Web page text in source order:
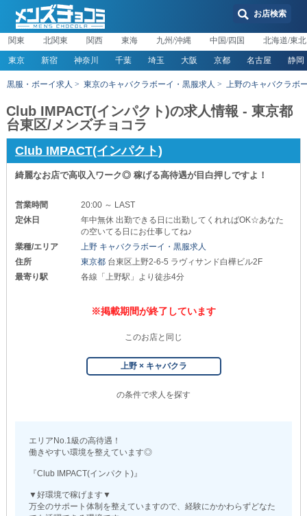
お店検索
関東 北関東 関西 東海 九州/沖縄 中国/四国 北海道/東北
東京 新宿 神奈川 千葉 埼玉 大阪 京都 名古屋 静岡
黒服・ボーイ求人 東京のキャバクラボーイ・黒服求人 上野のキャバクラボ
Club IMPACT(インパクト)の求人情報 - 東京都
台東区/メンズチョコラ
Club IMPACT(インパクト)
綺麗なお店で高収入ワーク◎ 稼げる高待遇が目白押しですよ！
営業時間
20:00 ～ LAST
定休日
年中無休 出勤できる日に出勤してくれればOK☆あなた
の空いてる日にお仕事してね♪
業種/エリア
上野 キャバクラボーイ・黒服求人
住所
東京都 台東区上野2-6-5 ラヴィサンド白樺ビル2F
最寄り駅
各線「上野駅」より徒歩4分
※掲載期間が終了しています
このお店と同じ
上野 × キャバクラ
の条件で求人を探す
エリアNo.1級の高待遇！
働きやすい環境を整えています◎
『Club IMPACT(インパクト)』
▼好環境で稼げます▼
万全のサポート体制を整えていますので、経験にかかわらずどなた